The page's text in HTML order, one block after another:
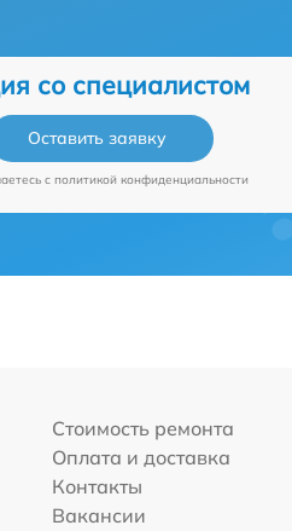
со специалистом
Оставить заявку
c политикой конфиденциальности
Стоимость ремонта
Оплата и доставка
Контакты
Вакансии